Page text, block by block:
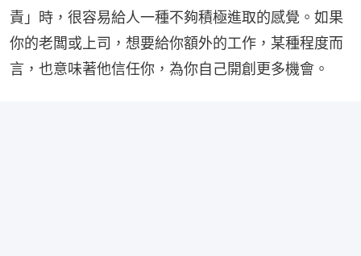
責」時，很容易給人一種不夠積極進取的感覺。如果
你的老闆或上司，想要給你額外的工作，某種程度而
言，也意味著他信任你，為你自己開創更多機會。